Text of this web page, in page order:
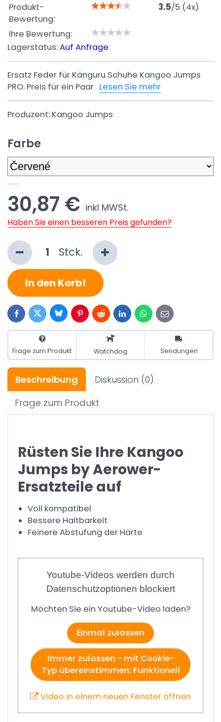
Produkt-
Bewertung:
3.5/5 (4x)
Ihre Bewertung:
Lagerstatus:Auf Anfrage
Ersatz Feder für Känguru Schuhe Kangoo Jumps
PRO. Preis für ein Paar Lesen Sie mehr
Produzent: Kangoo Jumps
Farbe
30,87 € inkl MWSt.
Haben Sie einen besseren Preis gefunden?
Stck.
In den Korb!
FacebookTwitterBlueskyPinterestRedditLinkedInWhatsApp
E-
mail
Frage zum Produkt Watchdog Sendungen
Beschreibung Diskussion (0)
Frage zum Produkt
Rüsten Sie Ihre Kangoo
Jumps by Aerower-
Ersatzteile auf
Voll kompatibel
Bessere Haltbarkeit
Feinere Abstufung der Härte
Youtube-Videos werden durch
Datenschutzoptionen blockiert
Möchten Sie ein Youtube-Video laden?
Einmal zulassen
Immer zulassen - mit Cookie-
Typ übereinstimmen: Funktionell
Video in einem neuen Fenster öffnen